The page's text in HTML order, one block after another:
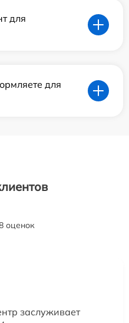
для
для
оценок
заслуживает